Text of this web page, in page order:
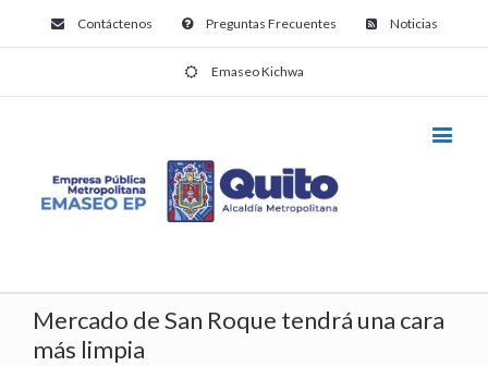
Contáctenos Preguntas Frecuentes Noticias
Emaseo Kichwa
Mercado de San Roque tendrá una cara
más limpia